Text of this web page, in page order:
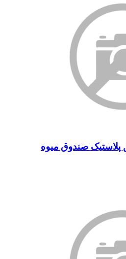
پلاستیک صندوق میوه